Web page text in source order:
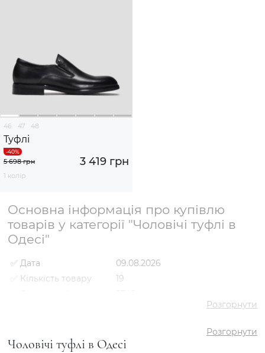
Чоловічі туфлі в Одесі
46 47 48
Туфлі
3 419 грн
5 698 грн
1 колір
Основна інформація про купівлю
товарів у категорії "Чоловічі туфлі в
Одесі"
✅ Дата
09.08.2026
✅ Кількість товару
19
товар
3419 грн
Розгорнути
Розгорнути